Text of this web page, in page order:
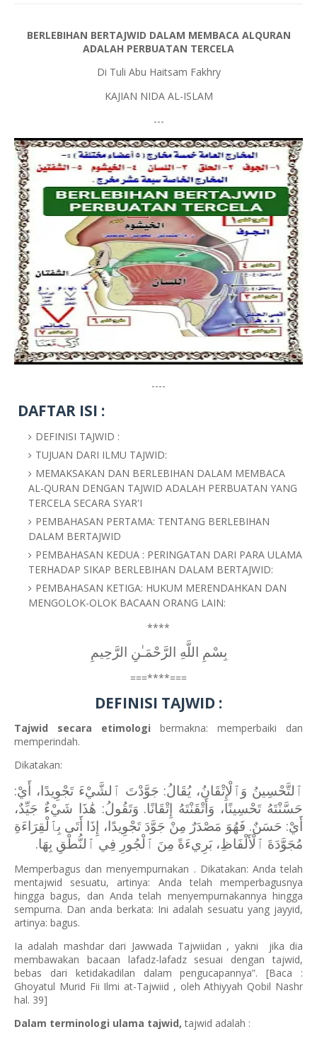
BERLEBIHAN BERTAJWID DALAM MEMBACA ALQURAN
ADALAH PERBUATAN TERCELA
Di Tuli Abu Haitsam Fakhry
KAJIAN NIDA AL-ISLAM
---
----
DAFTAR ISI :
DEFINISI TAJWID :
TUJUAN DARI ILMU TAJWID:
MEMAKSAKAN DAN BERLEBIHAN DALAM MEMBACA
AL-QURAN DENGAN TAJWID ADALAH PERBUATAN YANG
TERCELA SECARA SYAR'I
PEMBAHASAN PERTAMA: TENTANG BERLEBIHAN
DALAM BERTAJWID
PEMBAHASAN KEDUA : PERINGATAN DARI PARA ULAMA
TERHADAP SIKAP BERLEBIHAN DALAM BERTAJWID:
PEMBAHASAN KETIGA: HUKUM MERENDAHKAN DAN
MENGOLOK-OLOK BACAAN ORANG LAIN:
****
بِسْمِ اللَّهِ الرَّحْمَـٰنِ الرَّحِيمِ
===****===
DEFINISI TAJWID :
Tajwid secara etimologi bermakna: memperbaiki dan
memperindah.
Dikatakan:
ٱلتَّحْسِينُ وَٱلْإِتْقَانُ، يُقَالُ: جَوَّدْتَ ٱلشَّيْءَ تَجْوِيدًا، أَيْ:
حَسَّنْتَهُ تَحْسِينًا، وَأَتْقَنْتَهُ إِتْقَانًا. وَتَقُولُ: هَٰذَا شَيْءٌ جَيِّدٌ،
أَيْ: حَسَنٌ. فَهُوَ مَصْدَرٌ مِنْ جَوَّدَ تَجْوِيدًا، إِذَا أَتَى بِٱلْقِرَاءَةِ
مُجَوَّدَةَ ٱلْأَلْفَاظِ، بَرِيءَةً مِنَ ٱلْجُورِ فِي ٱلنُّطْقِ بِهَا.
Memperbagus dan menyempurnakan . Dikatakan: Anda telah
mentajwid sesuatu, artinya: Anda telah memperbagusnya
hingga bagus, dan Anda telah menyempurnakannya hingga
sempurna. Dan anda berkata: Ini adalah sesuatu yang jayyid,
artinya: bagus.
Ia adalah mashdar dari Jawwada Tajwiidan , yakni
jika dia
membawakan bacaan lafadz-lafadz sesuai dengan tajwid,
bebas dari ketidakadilan dalam pengucapannya”. [Baca :
Ghoyatul Murid Fii Ilmi at-Tajwiid , oleh Athiyyah Qobil Nashr
hal. 39]
Dalam terminologi ulama tajwid, tajwid adalah :